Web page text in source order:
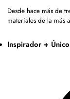
Desde hace más de
materiales de la más
Inspirador + Único